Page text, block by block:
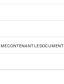
CONTENANT LE DOCUMENT